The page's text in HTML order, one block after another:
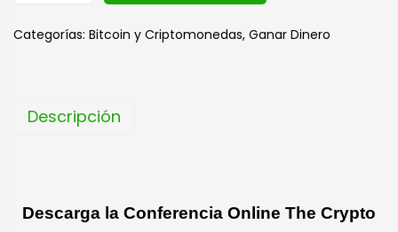
e
Categorías: Bitcoin y Criptomonedas, Ganar Dinero
Descripción
Descarga la Conferencia Online The Crypto